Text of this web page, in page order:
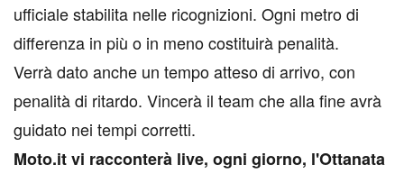
ufficiale stabilita nelle ricognizioni. Ogni metro di
differenza in più o in meno costituirà penalità.
Verrà dato anche un tempo atteso di arrivo, con
penalità di ritardo. Vincerà il team che alla fine avrà
guidato nei tempi corretti.
Moto.it vi racconterà live, ogni giorno, l'Ottanata